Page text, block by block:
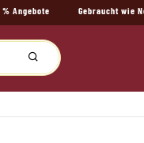
% Angebote Gebraucht wie